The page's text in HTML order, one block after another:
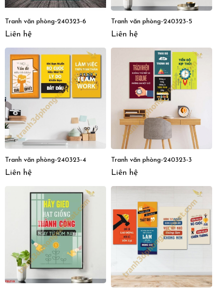
Tranh văn phòng-240323-6
Liên hệ
Tranh văn phòng-240323-5
Liên hệ
Tranh văn phòng-240323-4
Liên hệ
Tranh văn phòng-240323-3
Liên hệ